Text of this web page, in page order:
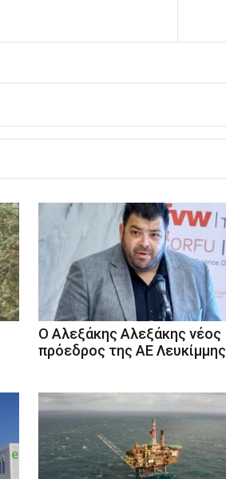
Ο Αλεξάκης Αλεξάκης νέος
πρόεδρος της ΑΕ Λευκίμμης